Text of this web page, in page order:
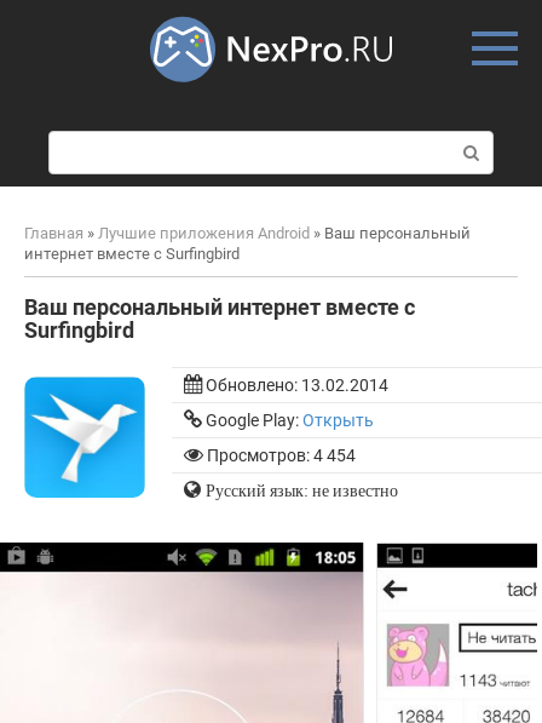
о
и
к
Главная » Лучшие приложения Android » Ваш персональный
интернет вместе с Surfingbird
Ваш персональный интернет вместе с
Surfingbird
Обновлено: 13.02.2014
Google Play:Открыть
Просмотров: 4 454
Русский язык: не известно